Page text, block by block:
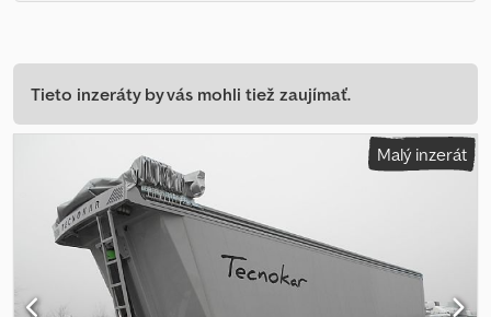
Tieto inzeráty by vás mohli tiež zaujímať.
Malý inzerát